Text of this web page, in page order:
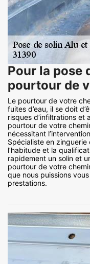
Pour la pose
pourtour de
Le pourtour de votre
fuites d’eau, il se doit
risques d’infiltrations et
pourtour de votre
nécessitant
Spécialiste en
l’habitude et la
rapidement un solin et
pourtour de votre
que nous puissions
prestations.